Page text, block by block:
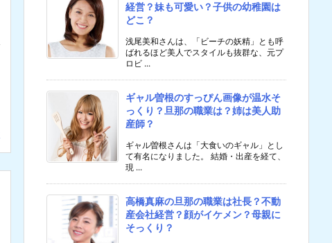
経営？妹も可愛い？子供の幼稚園は
どこ？
浅尾美和さんは、「ビーチの妖精」とも呼
ばれるほど美人でスタイルも抜群な、元プ
ロビ ...
ギャル曽根のすっぴん画像が温水そ
っくり？旦那の職業は？姉は美人助
産師？
ギャル曽根さんは「大食いのギャル」とし
て有名になりました。 結婚・出産を経て、
現 ...
高橋真麻の旦那の職業は社長？不動
産会社経営？顔がイケメン？母親に
そっくり？